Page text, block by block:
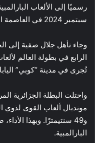
سبتمبر 2024 في العاصمة الفرنسية باريس.
وجاء تأهل جلال صفية إلى
الرابع في بطولة العالم
تُجرى في مدينة “كوبي” اليابانية من 17 إلى 25
و49 سنتيمترًا. وبهذا
البارالمبية.